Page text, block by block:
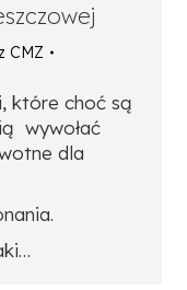
CMZ
które choć są
wywołać
dla